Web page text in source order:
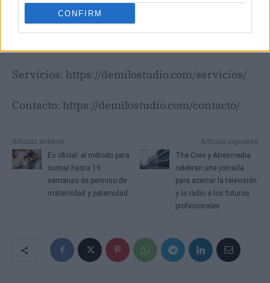
CONFIRM
Web: https://www.demilostudio.com
Servicios: https://demilostudio.com/servicios/
Contacto: https://demilostudio.com/contacto/
N
a
v
e
Artículo anterior
Es oficial: el método para
sumar hasta 19
semanas de permiso de
maternidad y paternidad
Artículo siguiente
The Core y Atresmedia
celebran una jornada
para acercar la televisión
y la radio a los futuros
profesionales